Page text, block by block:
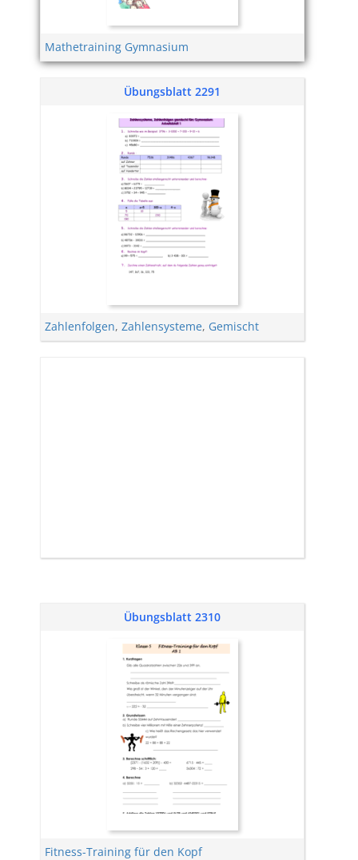
Mathetraining Gymnasium
Übungsblatt 2291
Zahlenfolgen, Zahlensysteme, Gemischt
Übungsblatt 2310
Fitness-Training für den Kopf